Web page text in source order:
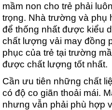
mầm non cho trẻ phải
trọng. Nhà trường và phụ
để thống nhất được kiểu
chất lượng vải may đồng
phục của trẻ tại trường
được chất lượng tốt nhất.
Cần ưu tiên những chất
có độ co giãn thoải mái.
nhưng vẫn phải phù hợp